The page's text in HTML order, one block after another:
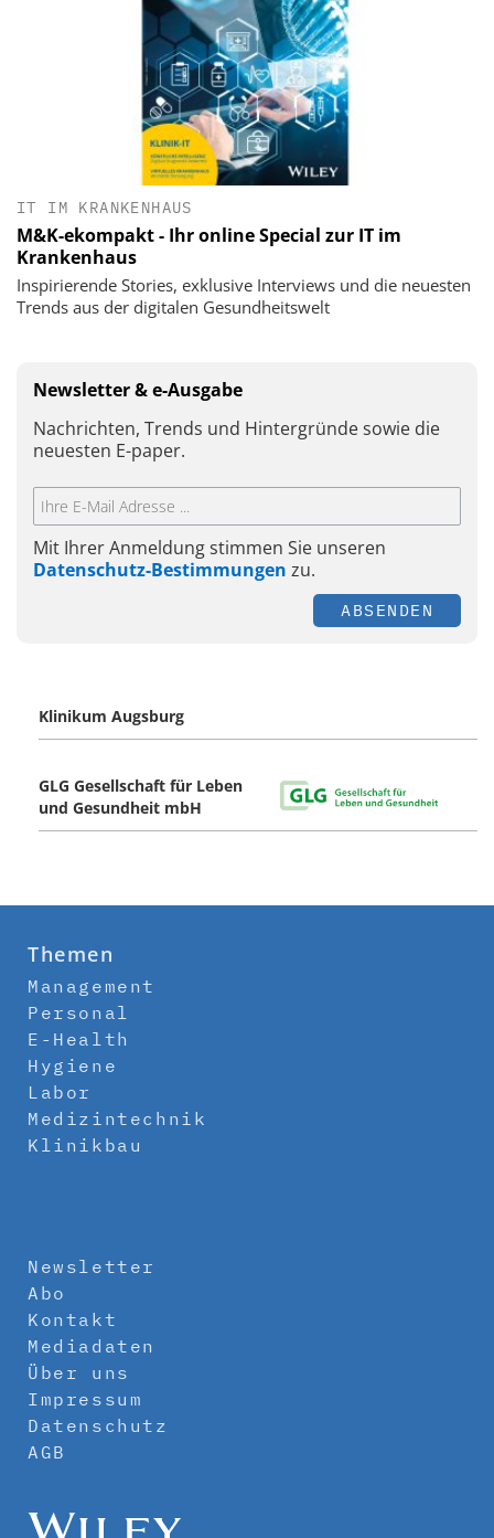
IT IM KRANKENHAUS
M&K-ekompakt - Ihr online Special zur IT im
Krankenhaus
Inspirierende Stories, exklusive Interviews und die neuesten
Trends aus der digitalen Gesundheitswelt
Newsletter & e-Ausgabe
Nachrichten, Trends und Hintergründe sowie die
neuesten E-paper.
Mit Ihrer Anmeldung stimmen Sie unseren
Datenschutz-Bestimmungen zu.
ABSENDEN
Klinikum Augsburg
GLG Gesellschaft für Leben
und Gesundheit mbH
Themen
Management
Personal
E-Health
Hygiene
Labor
Medizintechnik
Klinikbau
Newsletter
Abo
Kontakt
Mediadaten
Über uns
Impressum
Datenschutz
AGB